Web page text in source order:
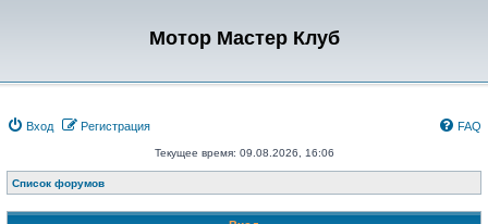
Мотор Мастер Клуб
Вход Регистрация FAQ
Текущее время: 09.08.2026, 16:06
Список форумов